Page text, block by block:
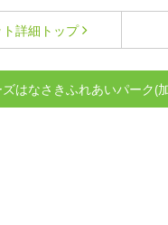
詳細 トップ
はなさきふれあいパーク(